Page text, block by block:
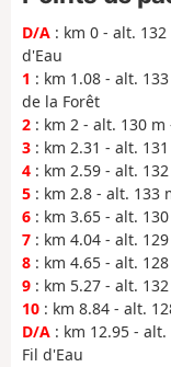
D/A : km 0 - alt.
d'Eau
1 : km 1.08 - alt.
de la Forêt
2 : km 2 - alt. 130
3 : km 2.31 - alt.
4 : km 2.59 - alt.
5 : km 2.8 - alt. 133
6 : km 3.65 - alt.
7 : km 4.04 - alt.
8 : km 4.65 - alt.
9 : km 5.27 - alt.
10 : km 8.84 - alt.
D/A : km 12.95 -
Fil d'Eau